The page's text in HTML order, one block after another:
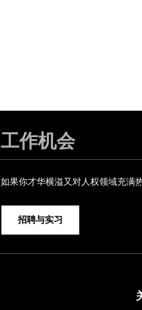
工作机会
如果你才华横溢又对人权领域充满
招聘与实习